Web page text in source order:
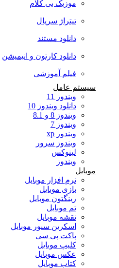
موزیک بی کلام
تیتراژ سریال
دانلود مستند
دانلود کارتون و انیمیشن
فیلم آموزشی
سیستم عامل
ویندوز 11
دانلود ویندوز 10
ویندوز 8 و 8.1
ویندوز 7
ویندوز xp
ویندوز سرور
لینوکس
ویندوز
موبایل
نرم افزار موبایل
بازی موبایل
رینگتون موبایل
تم موبایل
نقشه موبایل
اسکرین سیور موبایل
پاکت پی سی
کلیپ موبایل
عکس موبایل
کتاب موبایل